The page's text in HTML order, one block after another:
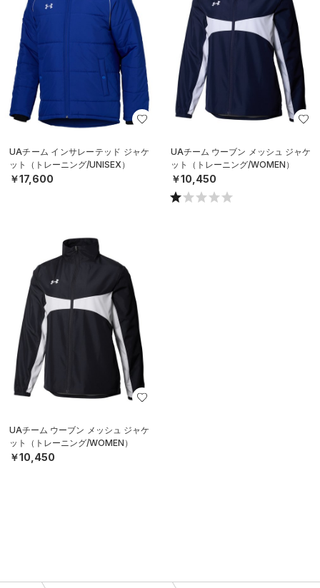
UAチーム インサレーテッド ジャケ
ット（トレーニング/UNISEX）
￥17,600
UAチーム ウーブン メッシュ ジャケ
ット（トレーニング/WOMEN）
￥10,450
UAチーム ウーブン メッシュ ジャケ
ット（トレーニング/WOMEN）
￥10,450